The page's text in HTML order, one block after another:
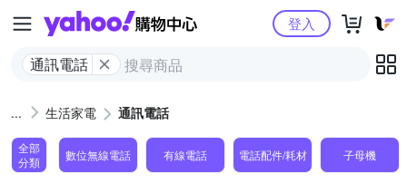
Yahoo購物中心
通訊電話
登入
生活家電 通訊電話
全部
分類
數位無線電話 有線電話 電話配件/耗材 子母機